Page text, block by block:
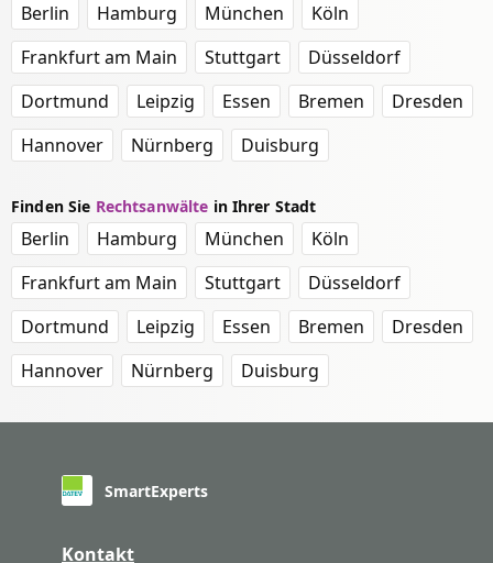
Berlin Hamburg München
Köln
Frankfurt am Main
Stuttgart
Düsseldorf
Dortmund
Leipzig Essen Bremen
Dresden
Hannover
Nürnberg Duisburg
Finden Sie Rechtsanwälte in Ihrer Stadt
Berlin Hamburg München
Köln
Frankfurt am Main
Stuttgart
Düsseldorf
Dortmund
Leipzig Essen Bremen
Dresden
Hannover
Nürnberg Duisburg
SmartExperts
Kontakt